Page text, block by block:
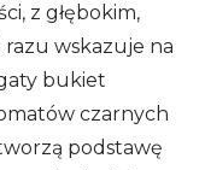
z głębokim,
wskazuje na
bukiet
czarnych
podstawę